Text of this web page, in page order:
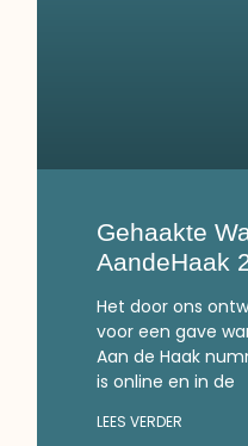
Gehaakte
AandeHaak
Het door ons
voor een gave
Aan de Haak
is online en in de
LEES VERDER